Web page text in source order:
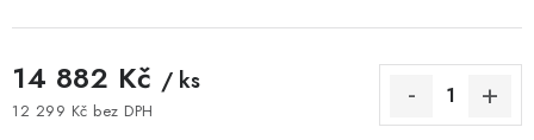
14 882 Kč / ks
12 299 Kč bez DPH